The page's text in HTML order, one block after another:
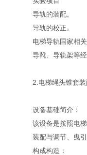
导轨的装配。
导轨的校正。
电梯导轨国家相
导靴、导轨架等
2.电梯绳头锥套
设备基础简介：
该设备是按照电
装配与调节、曳
构成构造：